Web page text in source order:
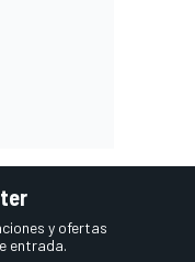
y ofertas
entrada.